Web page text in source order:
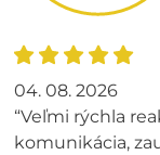
04. 08. 2026
“Veľmi rýchla
komunikácia,